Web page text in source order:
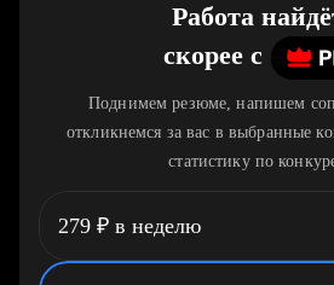
Работа
скорее c
Поднимем резюме, напишем
откликнемся за вас в выбранные
статистику по
279 ₽ в неделю